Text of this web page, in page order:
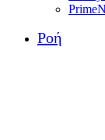
Ροή